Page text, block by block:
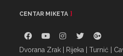
CENTAR MIKETA
Dvorana Zrak | Rijeka | Turnić |